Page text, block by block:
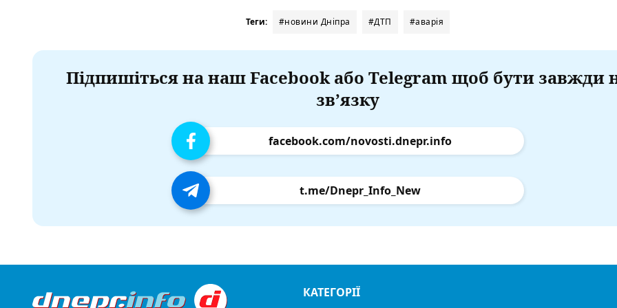
Теги: #новини Дніпра #ДТП #аварія
Підпишіться на наш Facebook або Telegram щоб бути завжди
зв’язку
facebook.com/novosti.dnepr.info
t.me/Dnepr_Info_New
КАТЕГОРІЇ